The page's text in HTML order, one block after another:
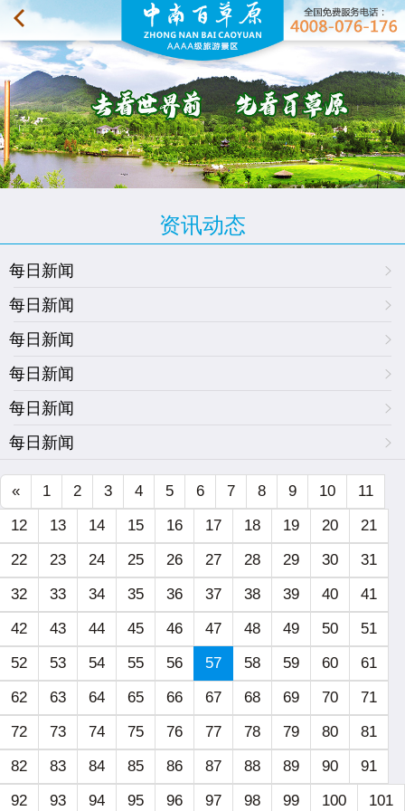
资讯动态
每日新闻
每日新闻
每日新闻
每日新闻
每日新闻
每日新闻
« 1 2 3 4 5 6 7 8 9 10
11
12
13 14 15 16 17 18 19 20
21
22
23 24 25 26 27 28 29 30
31
32
33 34 35 36 37 38 39 40
41
42
43 44 45 46 47 48 49 50
51
52
53 54 55 56 57 58 59 60
61
62
63 64 65 66 67 68 69 70
71
72
73 74 75 76 77 78 79 80
81
82
83 84 85 86 87 88 89 90
91
92
93 94 95 96 97 98 99 100 101